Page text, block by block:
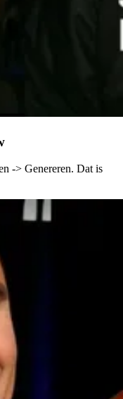
-> Genereren. Dat is